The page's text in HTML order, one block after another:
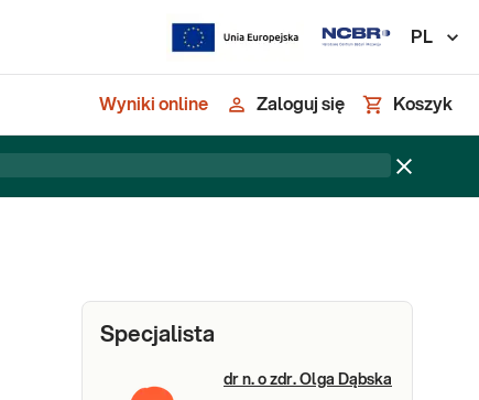
PL
Wyniki online Zaloguj się Koszyk
Specjalista
dr n. o zdr. Olga Dąbska